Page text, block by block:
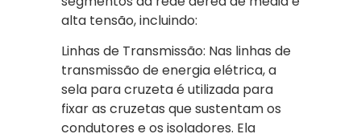
alta tensão, incluindo:
Linhas de Transmissão: Nas linhas de
transmissão de energia elétrica, a
sela para cruzeta é utilizada para
fixar as cruzetas que sustentam os
condutores e os isoladores. Ela